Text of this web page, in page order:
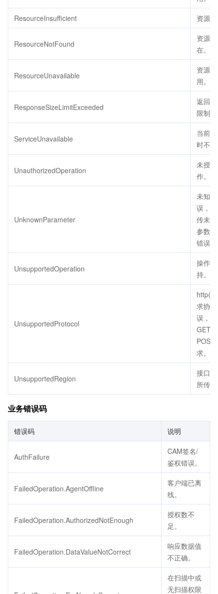
ResourceInsufficient 资源
ResourceNotFound
资源
在。
ResourceUnavailable
资源
用。
ResponseSizeLimitExceeded
返回
限制
ServiceUnavailable
当前
时不
UnauthorizedOperation
未授
作。
UnknownParameter
未知
误，
传未
参数
错误。
UnsupportedOperation
操作
持。
UnsupportedProtocol
求协
误，
GET
POST
求。
UnsupportedRegion
接口
所传
业务错误码
错误码 说明
AuthFailure
CAM签名/
鉴权错误。
FailedOperation.AgentOffline
客户端已离
线。
FailedOperation.AuthorizedNotEnough
授权数不
足。
FailedOperation.DataValueNotCorrect
响应数据值
不正确。
在扫描中或
无扫描权限